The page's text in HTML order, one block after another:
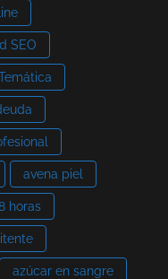
SEO
avena piel
horas
azúcar en sangre